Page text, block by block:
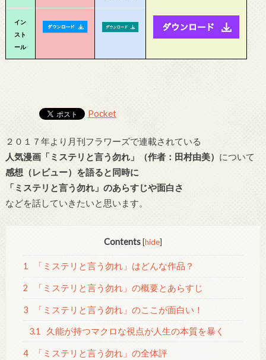
イン
スト
ール
Pocket
２０１７年より月刊フラワーズで連載されている
人気漫画「ミステリと言う勿れ」（作者：田村由美） について
感想（レビュー）を語ると同時に
「ミステリと言う勿れ」のあらすじや面白さ
などを話していきたいと思います。
Contents [hide]
1 「ミステリと言う勿れ」はどんな作品？
2 「ミステリと言う勿れ」の概要とあらすじ
3 「ミステリと言う勿れ」のここが面白い！
3.1 久能が持つマクロな視点が人生の本質を暴く
4 「ミステリと言う勿れ」の全体評